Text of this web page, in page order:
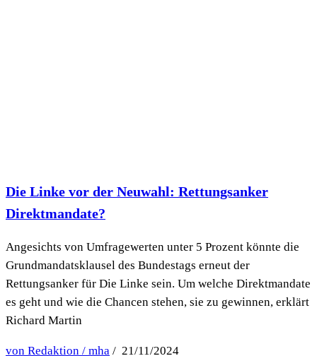
Die Linke vor der Neuwahl: Rettungsanker
Direktmandate?
Angesichts von Umfragewerten unter 5 Prozent könnte die
Grundmandatsklausel des Bundestags erneut der
Rettungsanker für Die Linke sein. Um welche Direktmandate
es geht und wie die Chancen stehen, sie zu gewinnen, erklärt
Richard Martin
von Redaktion / mha / 21/11/2024